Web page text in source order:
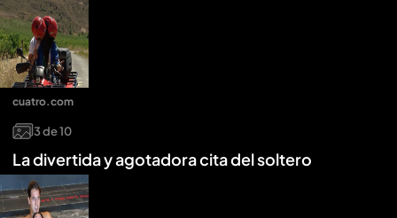
3de10
La divertida y agotadora cita del soltero
cuatro.com